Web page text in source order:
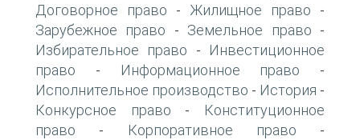
Договорное право - Жилищное право -
Зарубежное право - Земельное право -
Избирательное право -
Инвестиционное
право - Информационное право -
Исполнительное производство - История -
Конкурсное право -
Конституционное
право - Корпоративное право -